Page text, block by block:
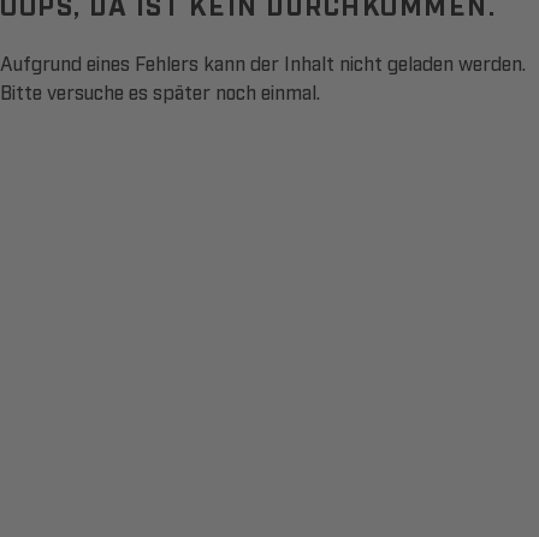
Aufgrund eines Fehlers kann der Inhalt nicht geladen werden.
Bitte versuche es später noch einmal.